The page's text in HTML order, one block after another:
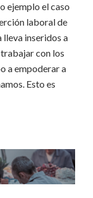
ejemplo el caso
laboral de
lleva inseridos a
trabajar con los
a empoderar a
Esto es